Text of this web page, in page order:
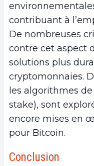
contribuant à
De nombreuses
contre cet aspect
solutions plus
cryptomonnaies.
les algorithmes
stake), sont
encore mises en
pour Bitcoin.
Conclusion